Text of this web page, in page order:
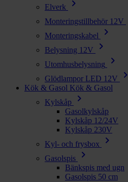
Elverk chevron_right
Monteringstillbehör 12V
Monteringskabel chevron_right
Belysning 12V chevron_right
Utomhusbelysning chevron_right
Glödlampor LED 12V chevron_right
Kök & Gasol Kök & Gasol
Kylskåp
chevron_right
Gasolkylskåp
Kylskåp 12/24V
Kylskåp 230V
Kyl- och frysbox
chevron_right
Gasolspis chevron_right
Bänkspis med ugn
Gasolspis 50 cm